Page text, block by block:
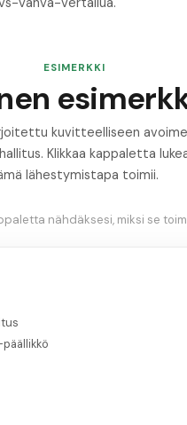
ESIMERKKI
kuvitteelliseen
Klikkaa kappaletta
lähestymistapa toimii.
nähdäksesi, miksi se